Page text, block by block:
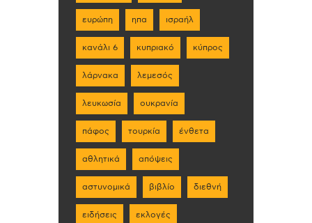
ευρώπη ηπα ισραήλ
κανάλι 6 κυπριακό κύπρος
λάρνακα λεμεσός
λευκωσία ουκρανία
πάφος τουρκία ένθετα
αθλητικά απόψεις
αστυνομικά βιβλίο διεθνή
ειδήσεις εκλογές